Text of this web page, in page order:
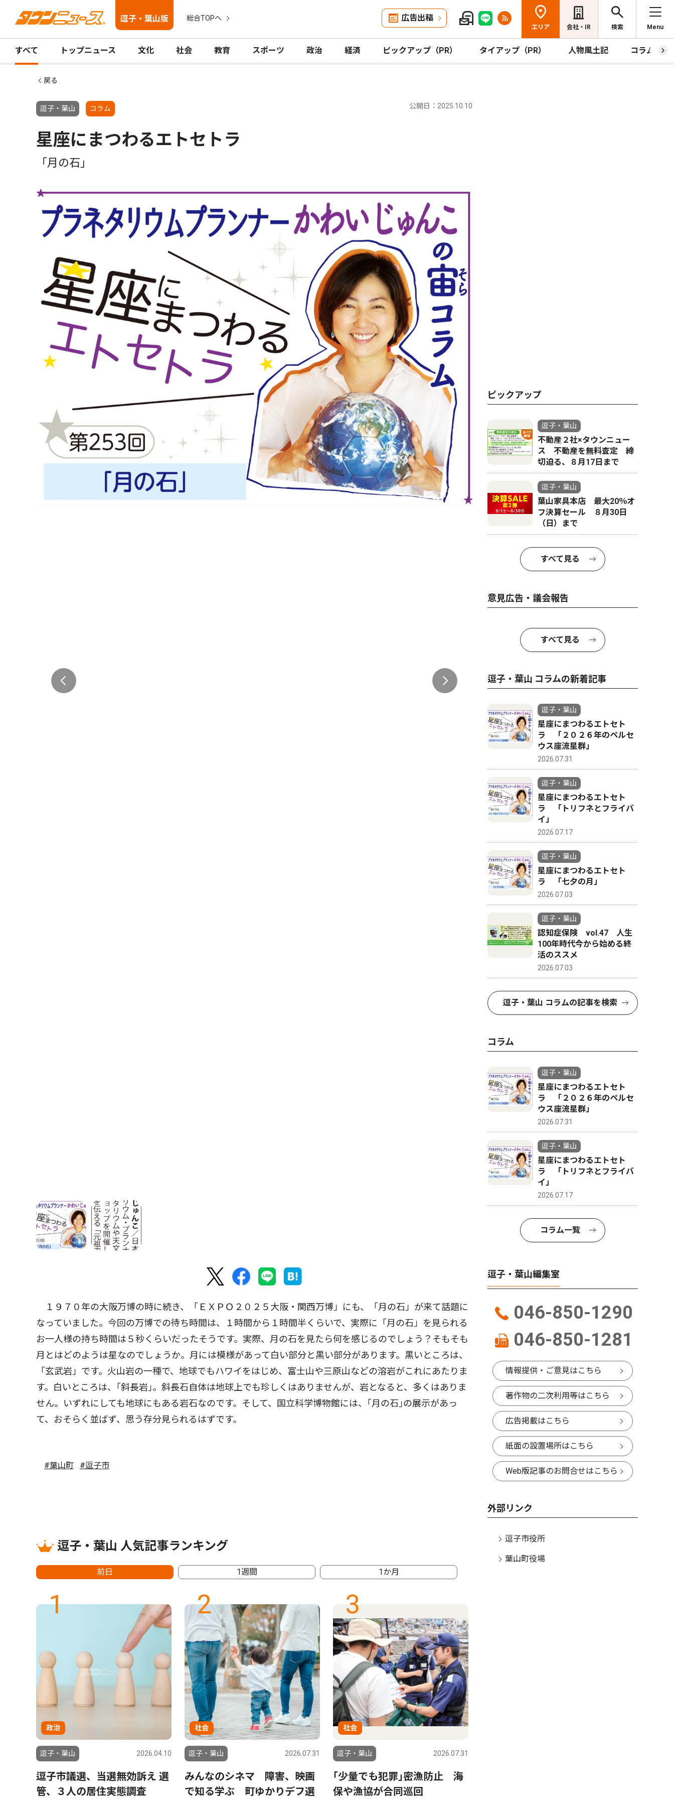
逗子・葉山版 総合TOPへ 広告出稿
エリア 会社・IR 検索 Menu
すべて トップニュース 文化 社会 教育 スポーツ 政治 経済 ピックアップ（PR） タイアップ（PR） 人物風土記 コラム
戻る
逗子・葉山 コラム 公開日：2025.10.10
星座にまつわるエトセトラ
「月の石」
１９７０年の大阪万博の時に続き、「ＥＸＰＯ２０２５大阪・関西万博」にも、「月の石」が来て話題に
なっていました。今回の万博での待ち時間は、１時間から１時間半くらいで、実際に「月の石」を見られる
お一人様の持ち時間は５秒くらいだったそうです。実際、月の石を見たら何を感じるのでしょう？そもそも
月とはどのようは星なのでしょうか。月には模様があって白い部分と黒い部分があります。黒いところは、
「玄武岩」です。火山岩の一種で、地球でもハワイをはじめ、富士山や三原山などの溶岩がこれにあたりま
す。白いところは、｢斜長岩｣。斜長石自体は地球上でも珍しくはありませんが、岩となると、多くはありま
せん。いずれにしても地球にもある岩石なのです。そして、国立科学博物館には、｢月の石｣の展示があっ
て、おそらく並ばず、思う存分見られるはずです。
#葉山町 #逗子市
逗子・葉山 人気記事ランキング
前日 1週間 1か月
1
政治
逗子・葉山 2026.04.10
逗子市議選、当選無効訴え 選
管、３人の居住実態調査
2
社会
逗子・葉山 2026.07.31
みんなのシネマ 障害、映画
で知る学ぶ 町ゆかりデフ選
3
社会
逗子・葉山 2026.07.31
｢少量でも犯罪｣密漁防止 海
保や漁協が合同巡回
ピックアップ
逗子・葉山
不動産２社×タウンニュー
ス 不動産を無料査定 締
切迫る、８月17日まで
逗子・葉山
葉山家具本店 最大20％オ
フ決算セール ８月30日
（日）まで
すべて見る
意見広告・議会報告
すべて見る
逗子・葉山 コラムの新着記事
逗子・葉山
星座にまつわるエトセト
ラ 「２０２６年のペルセ
ウス座流星群」
2026.07.31
逗子・葉山
星座にまつわるエトセト
ラ 「トリフネとフライバ
イ」
2026.07.17
逗子・葉山
星座にまつわるエトセト
ラ 「七夕の月」
2026.07.03
逗子・葉山
認知症保険 vol.47 人生
100年時代今から始める終
活のススメ
2026.07.03
逗子・葉山 コラムの記事を検索
コラム
逗子・葉山
星座にまつわるエトセト
ラ 「２０２６年のペルセ
ウス座流星群」
2026.07.31
逗子・葉山
星座にまつわるエトセト
ラ 「トリフネとフライバ
イ」
2026.07.17
コラム一覧
逗子・葉山編集室
046-850-1290
046-850-1281
情報提供・ご意見はこちら
著作物の二次利用等はこちら
広告掲載はこちら
紙面の設置場所はこちら
Web版記事のお問合せはこちら
外部リンク
逗子市役所
葉山町役場